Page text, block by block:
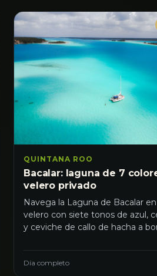
QUINTANA ROO
Bacalar: laguna de 7
velero privado
Navega la Laguna de Bacalar en
velero con siete tonos de azul,
y ceviche de callo de hacha a
Día completo